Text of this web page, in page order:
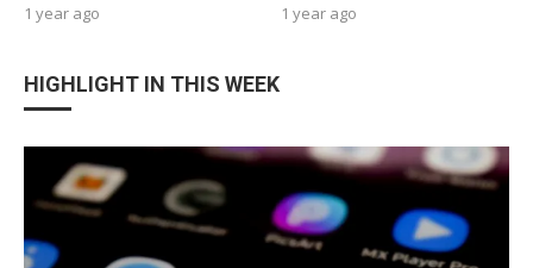
1 year ago
1 year ago
HIGHLIGHT IN THIS WEEK